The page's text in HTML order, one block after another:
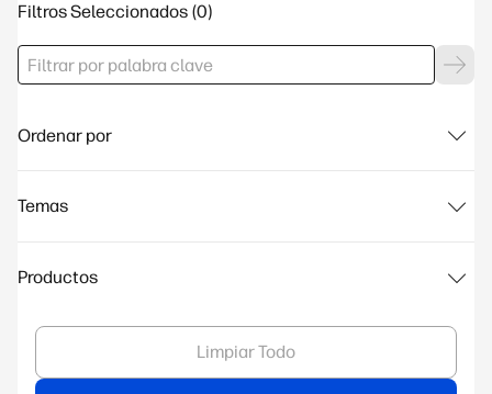
Filtros Seleccionados
Ordenar por
Temas
Productos
Limpiar Todo